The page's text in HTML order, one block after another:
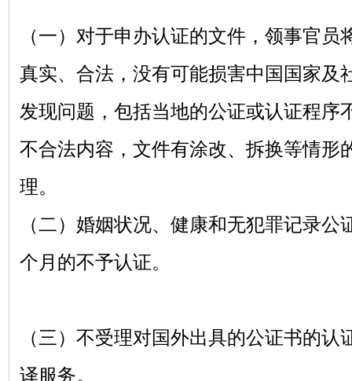
（一）对于申办认证的文件，领事官
真实、合法，没有可能损害中国国家及
发现问题，包括当地的公证或认证程序
不合法内容，文件有涂改、拆换等情形
理。
（二）婚姻状况、健康和无犯罪记录
个月的不予认证。
（三）不受理对国外出具的公证书的
译服务。